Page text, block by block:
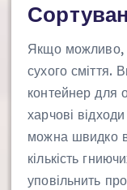
Якщо можливо,
сухого сміття.
контейнер для
харчові
можна швидко
кількість
уповільнить